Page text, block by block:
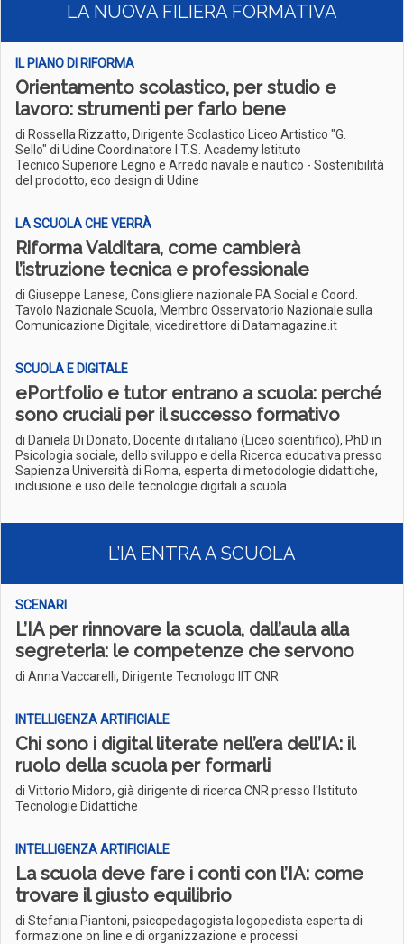
LA NUOVA FILIERA FORMATIVA
IL PIANO DI RIFORMA
Orientamento scolastico, per studio e
lavoro: strumenti per farlo bene
di Rossella Rizzatto, Dirigente Scolastico Liceo Artistico "G.
Sello" di Udine Coordinatore I.T.S. Academy Istituto
Tecnico Superiore Legno e Arredo navale e nautico - Sostenibilità
del prodotto, eco design di Udine
LA SCUOLA CHE VERRÀ
Riforma Valditara, come cambierà
l’istruzione tecnica e professionale
di Giuseppe Lanese, Consigliere nazionale PA Social e Coord.
Tavolo Nazionale Scuola, Membro Osservatorio Nazionale sulla
Comunicazione Digitale, vicedirettore di Datamagazine.it
SCUOLA E DIGITALE
ePortfolio e tutor entrano a scuola: perché
sono cruciali per il successo formativo
di Daniela Di Donato, Docente di italiano (Liceo scientifico), PhD in
Psicologia sociale, dello sviluppo e della Ricerca educativa presso
Sapienza Università di Roma, esperta di metodologie didattiche,
inclusione e uso delle tecnologie digitali a scuola
L’IA ENTRA A SCUOLA
SCENARI
L’IA per rinnovare la scuola, dall’aula alla
segreteria: le competenze che servono
di Anna Vaccarelli, Dirigente Tecnologo IIT CNR
INTELLIGENZA ARTIFICIALE
Chi sono i digital literate nell’era dell’IA: il
ruolo della scuola per formarli
di Vittorio Midoro, già dirigente di ricerca CNR presso l'Istituto
Tecnologie Didattiche
INTELLIGENZA ARTIFICIALE
La scuola deve fare i conti con l’IA: come
trovare il giusto equilibrio
di Stefania Piantoni, psicopedagogista logopedista esperta di
formazione on line e di organizzazione e processi